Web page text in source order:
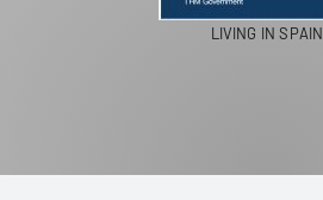
LIVING IN SPAIN